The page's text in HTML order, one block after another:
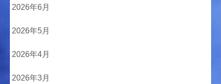
2026年6月
2026年5月
2026年4月
2026年3月